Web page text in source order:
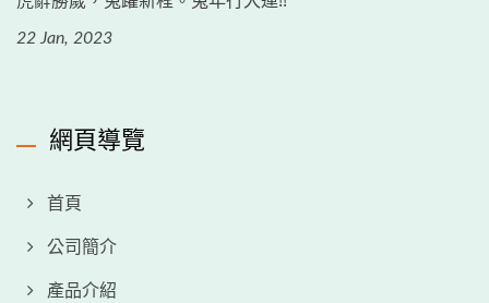
22 Jan, 2023
網頁導覽
首頁
公司簡介
產品介紹